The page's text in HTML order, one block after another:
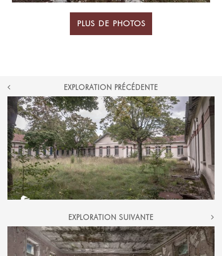
PLUS DE PHOTOS
POST
NAVIGATION
EXPLORATION PRÉCÉDENTE
EXPLORATION SUIVANTE